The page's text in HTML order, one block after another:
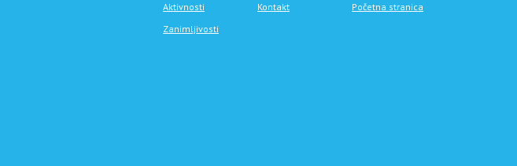
Aktivnosti
Kontakt
Početna stranica
Zanimljivosti